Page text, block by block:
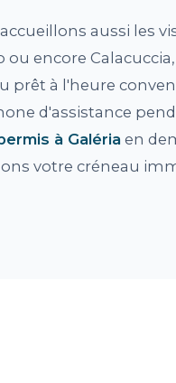
aussi les
ou encore
prêt à l'heure
d'assistance
à Galéria en
votre créneau